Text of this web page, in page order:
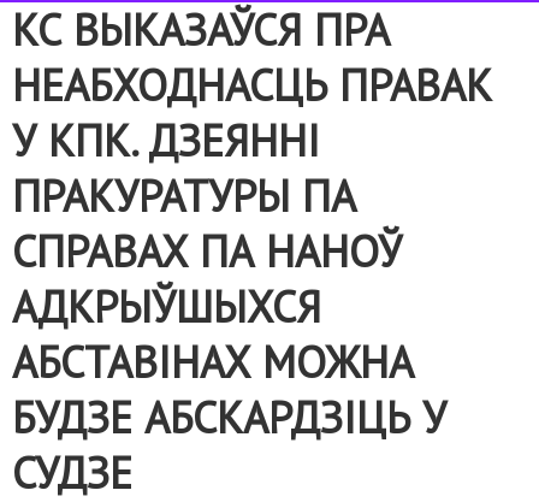
КС ВЫКАЗАЎСЯ ПРА
НЕАБХОДНАСЦЬ ПРАВАК
У КПК. ДЗЕЯННІ
ПРАКУРАТУРЫ ПА
СПРАВАХ ПА НАНОЎ
АДКРЫЎШЫХСЯ
АБСТАВІНАХ МОЖНА
БУДЗЕ АБСКАРДЗІЦЬ У
СУДЗЕ